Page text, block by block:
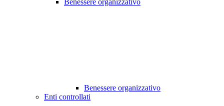
Benessere organizzativo
Benessere organizzativo
Enti controllati